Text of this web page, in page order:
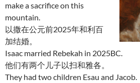
make a sacrifice on this
mountain.
以撒在公元前2025年和利百
加结婚。
Isaac married Rebekah in 2025BC.
他们有两个儿子以扫和雅各。
They had two children Esau and Jacob.